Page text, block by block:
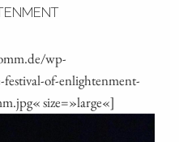
wp-
of-enlightenment-
size=»large«]